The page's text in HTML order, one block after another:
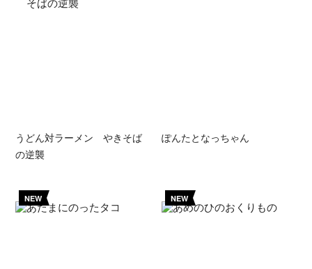
うどん対ラーメン やきそば
の逆襲
ぽんたとなっちゃん
NEW NEW